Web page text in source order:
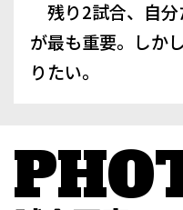
残り2試合、自分
が最も重要。しか
りたい。